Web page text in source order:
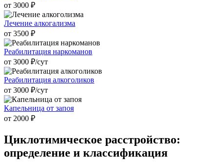
от 3000 ₽
Лечение алкогализма
от 3500 ₽
Реабилитация наркоманов
от 3000 ₽/cут
Реабилитация алкоголиков
от 3000 ₽/cут
Капельница от запоя
от 2000 ₽
Циклотимическое расстройство:
определение и классификация